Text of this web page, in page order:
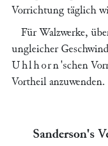
Vorrichtung täglich
Für Walzwerke,
ungleicher
Uhlhorn 'schen
Vortheil anzuwenden.
Sanderson's